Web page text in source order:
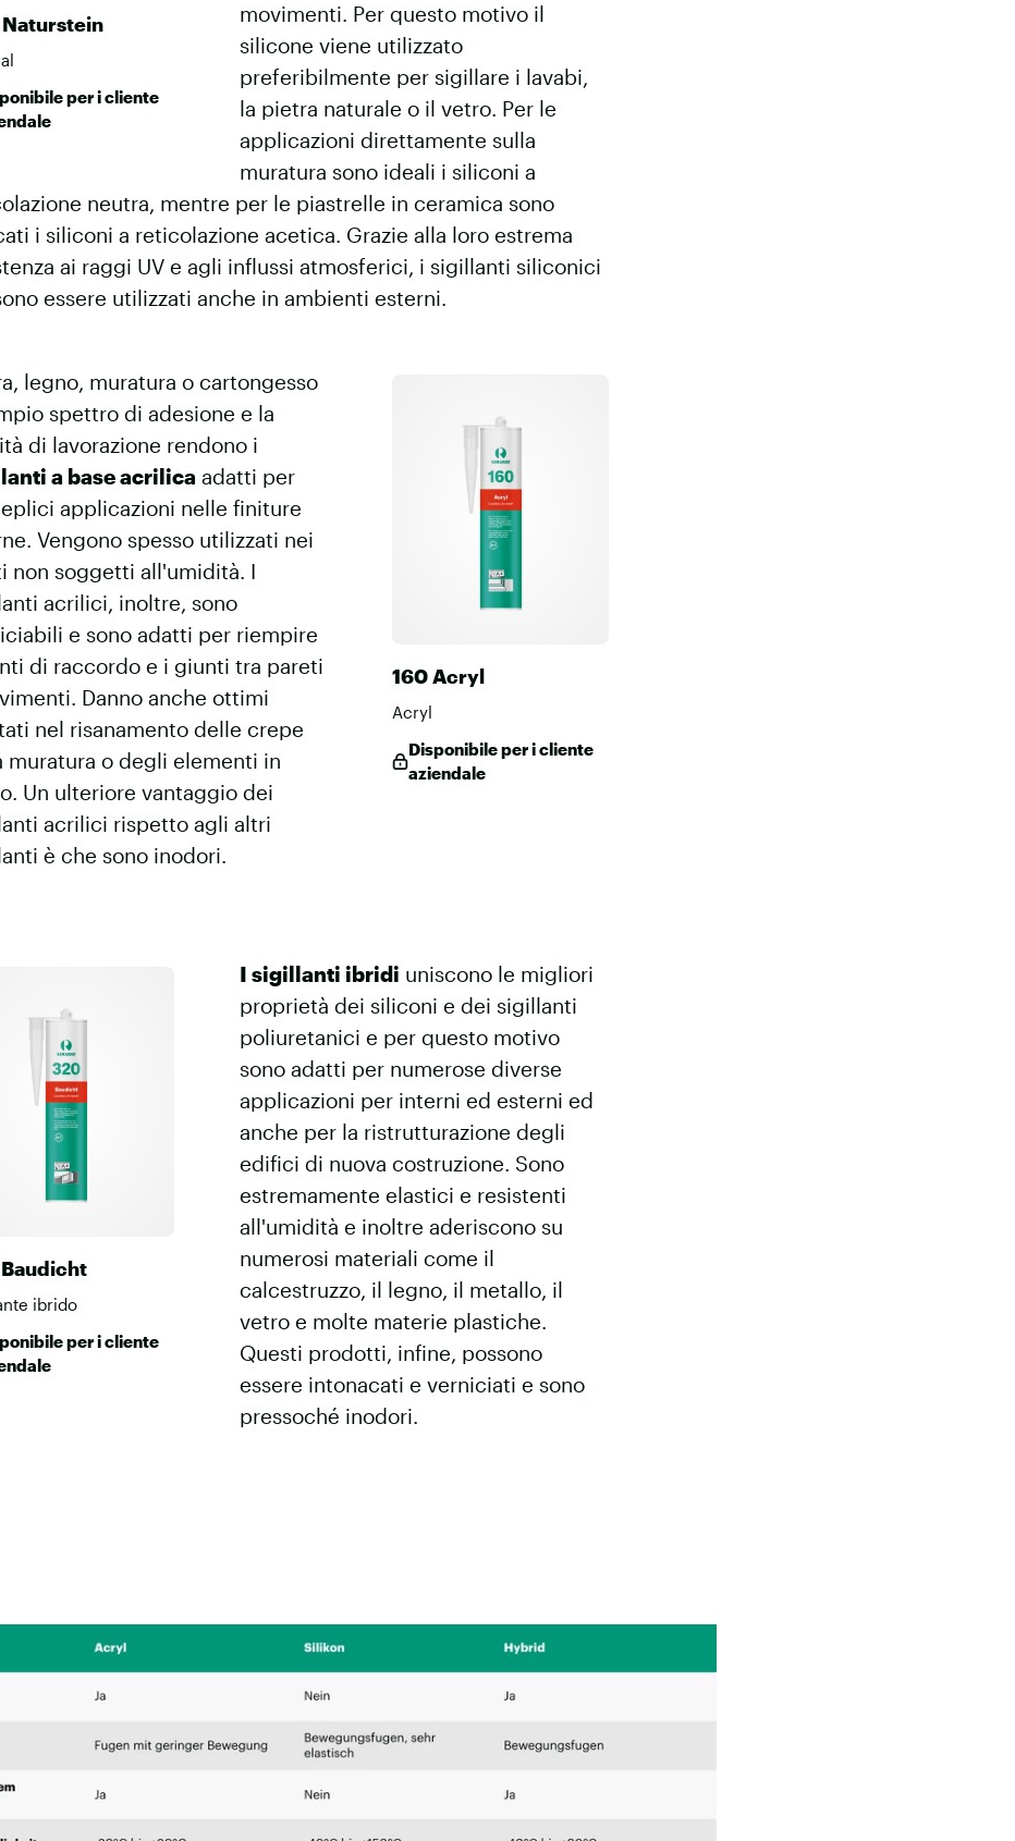
per i cliente
movimenti. Per questo motivo il
silicone viene utilizzato
preferibilmente per sigillare i lavabi,
la pietra naturale o il vetro. Per le
applicazioni direttamente sulla
muratura sono ideali i siliconi a
neutra, mentre per le piastrelle in ceramica sono
i siliconi a reticolazione acetica. Grazie alla loro estrema
ai raggi UV e agli influssi atmosferici, i sigillanti siliconici
essere utilizzati anche in ambienti esterni.
160 Acryl
Acryl
Disponibile per i cliente
aziendale
legno, muratura o cartongesso
spettro di adesione e la
di lavorazione rendono i
a base acrilica adatti per
applicazioni nelle finiture
Vengono spesso utilizzati nei
non soggetti all'umidità. I
acrilici, inoltre, sono
e sono adatti per riempire
di raccordo e i giunti tra pareti
Danno anche ottimi
nel risanamento delle crepe
muratura o degli elementi in
Un ulteriore vantaggio dei
acrilici rispetto agli altri
è che sono inodori.
ibrido
per i cliente
I sigillanti ibridi uniscono le migliori
proprietà dei siliconi e dei sigillanti
poliuretanici e per questo motivo
sono adatti per numerose diverse
applicazioni per interni ed esterni ed
anche per la ristrutturazione degli
edifici di nuova costruzione. Sono
estremamente elastici e resistenti
all'umidità e inoltre aderiscono su
numerosi materiali come il
calcestruzzo, il legno, il metallo, il
vetro e molte materie plastiche.
Questi prodotti, infine, possono
essere intonacati e verniciati e sono
pressoché inodori.